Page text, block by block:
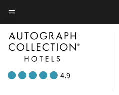
Skip
to
main
content
菜单文本
4.9